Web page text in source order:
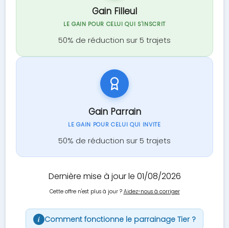
Gain Filleul
LE GAIN POUR CELUI QUI S'INSCRIT
50% de réduction sur 5 trajets
Gain Parrain
LE GAIN POUR CELUI QUI INVITE
50% de réduction sur 5 trajets
Dernière mise à jour le 01/08/2026
Cette offre n'est plus à jour ? Aidez-nous à corriger
i Comment fonctionne le parrainage Tier ?